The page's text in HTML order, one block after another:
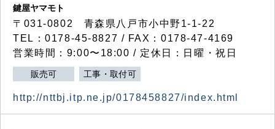
鍵屋ヤマモト
〒031-0802 青森県八戸市小中野1-1-22
TEL：0178-45-8827 / FAX：0178-47-4169
営業時間：9:00〜18:00 / 定休日：日曜・祝日
販売可 工事・取付可
http://nttbj.itp.ne.jp/0178458827/index.html